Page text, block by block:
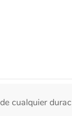
cualquier